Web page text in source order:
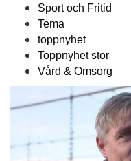
Sport och Fritid
Tema
toppnyhet
Toppnyhet stor
Vård & Omsorg